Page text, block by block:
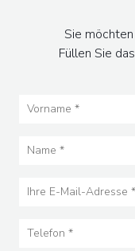
Sie
Füllen Sie